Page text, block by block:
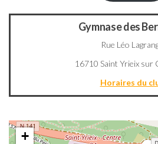
Gymnase des
Rue Léo
16710 Saint Yrieix sur
Horaires du
+